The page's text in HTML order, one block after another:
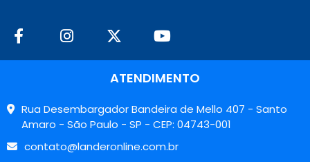
ATENDIMENTO
Rua Desembargador Bandeira de Mello 407 - Santo
Amaro - São Paulo - SP - CEP: 04743-001
contato@landeronline.com.br